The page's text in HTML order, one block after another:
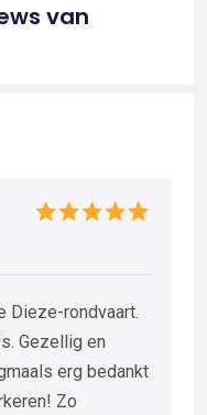
van
Dieze-rondvaart.
Gezellig en
erg bedankt
Zo